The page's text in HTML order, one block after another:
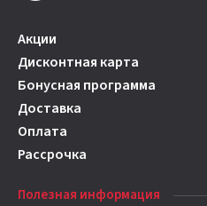
Акции
Дисконтная карта
Бонусная программа
Доставка
Оплата
Рассрочка
Полезная информация